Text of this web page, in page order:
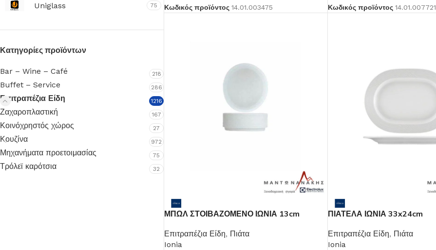
Uniglass 75
Κατηγορίες προϊόντων
Bar – Wine – Café 218
Buffet – Service 286
Επιτραπέζια Είδη 1216
Ζαχαροπλαστική 167
Κοινόχρηστός χώρος 27
Κουζίνα 972
Μηχανήματα προετοιμασίας 75
Τρόλεϊ καρότσια 32
Κωδικός προϊόντος 14.01.003475 Κωδικός προϊόντος 14.01.007721
ΜΠΩΛ ΣΤΟΙΒΑΖΟΜΕΝΟ ΙΩΝΙΑ 13cm
Επιτραπέζια Είδη, Πιάτα
Ionia
ΠΙΑΤΕΛΑ ΙΩΝΙΑ 33x24cm
Επιτραπέζια Είδη, Πιάτα
Ionia